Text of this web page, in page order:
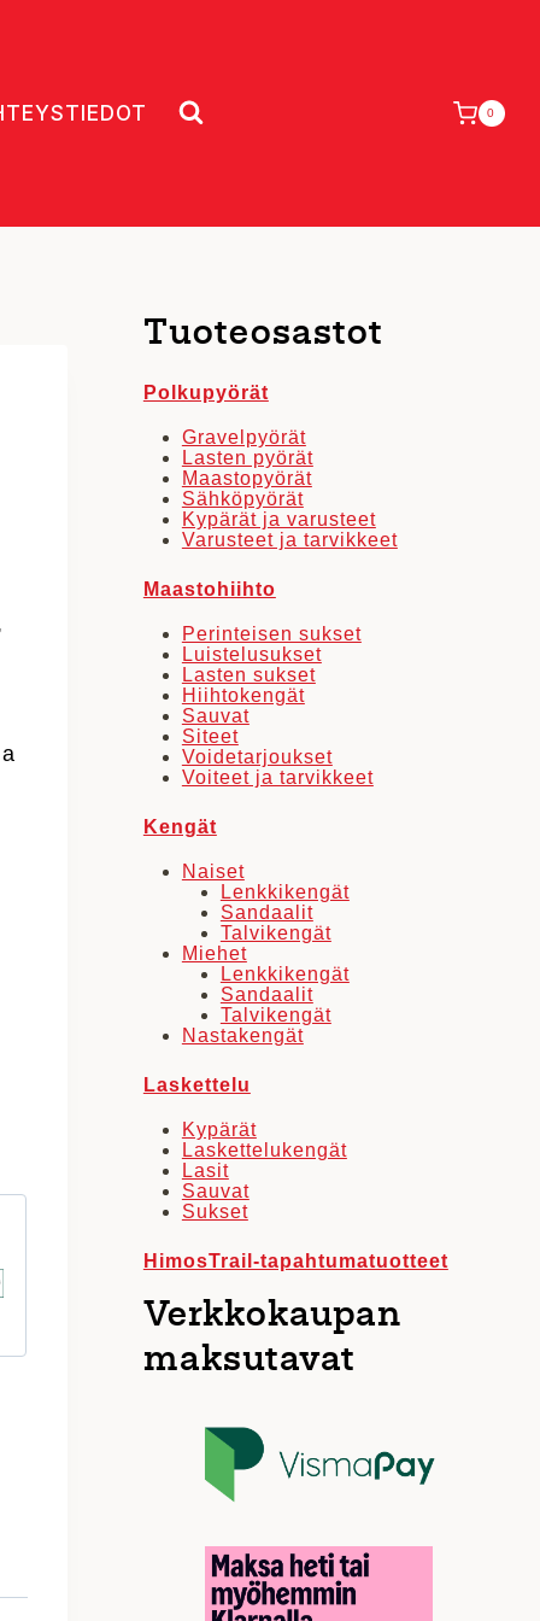
0
Tuoteosastot
Polkupyörät
Gravelpyörät
Lasten pyörät
Maastopyörät
Sähköpyörät
Kypärät ja varusteet
Varusteet ja tarvikkeet
Maastohiihto
Perinteisen sukset
Luistelusukset
Lasten sukset
Hiihtokengät
Sauvat
Siteet
Voidetarjoukset
Voiteet ja tarvikkeet
Kengät
Naiset
Lenkkikengät
Sandaalit
Talvikengät
Miehet
Lenkkikengät
Sandaalit
Talvikengät
Nastakengät
Laskettelu
Kypärät
Laskettelukengät
Lasit
Sauvat
Sukset
HimosTrail-tapahtumatuotteet
Verkkokaupan
maksutavat